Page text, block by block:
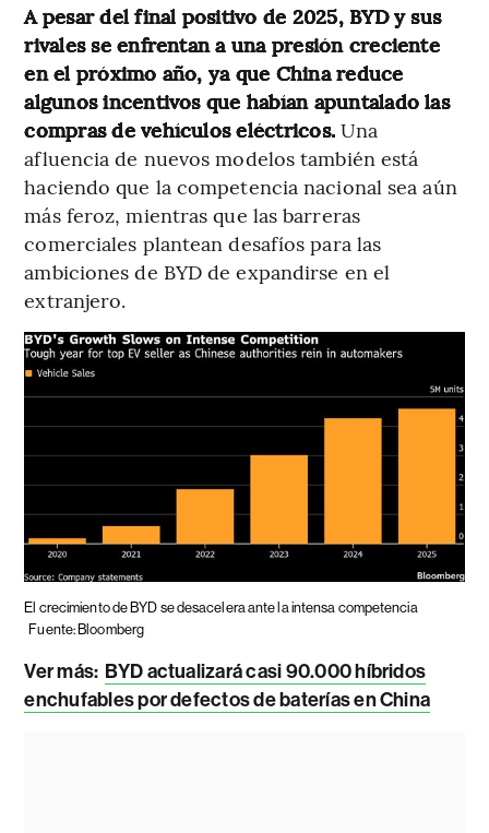
A pesar del final positivo de 2025, BYD y sus
rivales se enfrentan a una presión creciente
en el próximo año, ya que China reduce
algunos incentivos que habían apuntalado las
compras de vehículos eléctricos. Una
afluencia de nuevos modelos también está
haciendo que la competencia nacional sea aún
más feroz, mientras que las barreras
comerciales plantean desafíos para las
ambiciones de BYD de expandirse en el
extranjero.
El crecimiento de BYD se desacelera ante la intensa competencia
Fuente: Bloomberg
Ver más: BYD actualizará casi 90.000 híbridos
enchufables por defectos de baterías en China